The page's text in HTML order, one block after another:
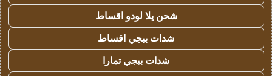
شحن يلا لودو اقساط
شدات ببجي اقساط
شدات ببجي تمارا